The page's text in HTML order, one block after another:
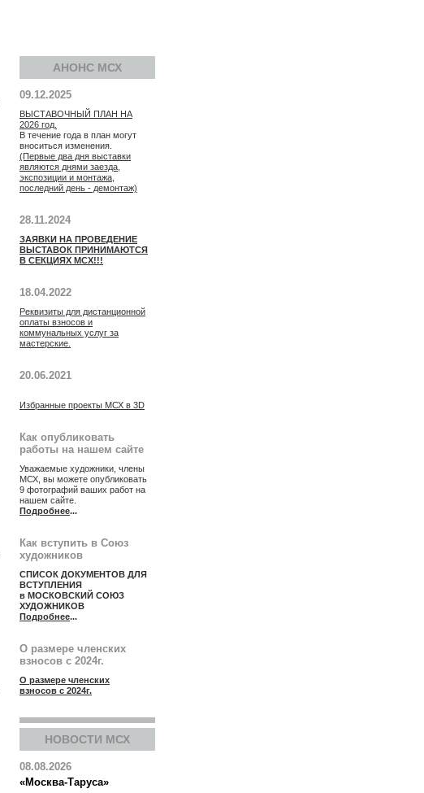
АНОНС МСХ
09.12.2025
ВЫСТАВОЧНЫЙ ПЛАН НА
2026 год.
В течение года в план могут
вноситься изменения.
(Первые два дня выставки
являются днями заезда,
экспозиции и монтажа,
последний день - демонтаж)
28.11.2024
ЗАЯВКИ НА ПРОВЕДЕНИЕ
ВЫСТАВОК ПРИНИМАЮТСЯ
В СЕКЦИЯХ МСХ!!!
18.04.2022
Реквизиты для дистанционной
оплаты взносов и
коммунальных услуг за
мастерские.
20.06.2021
Избранные проекты МСХ в 3D
Как опубликовать
работы на нашем сайте
Уважаемые художники, члены
МСХ, вы можете опубликовать
9 фотографий ваших работ на
нашем сайте.
Подробнее...
Как вступить в Союз
художников
СПИСОК ДОКУМЕНТОВ ДЛЯ
ВСТУПЛЕНИЯ
в МОСКОВСКИЙ СОЮЗ
ХУДОЖНИКОВ
Подробнее...
О размере членских
взносов с 2024г.
О размере членских
взносов с 2024г.
НОВОСТИ МСХ
08.08.2026
«Москва-Таруса»